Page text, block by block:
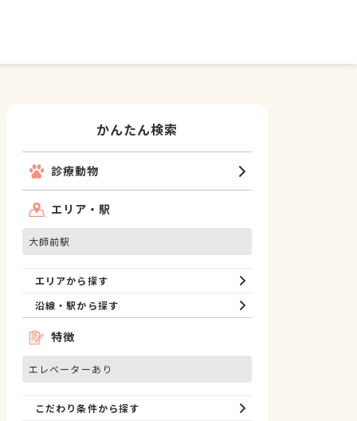
かんたん検索
診療動物
エリア・駅
大師前駅
エリアから探す
沿線・駅から探す
特徴
エレベーターあり
こだわり条件から探す